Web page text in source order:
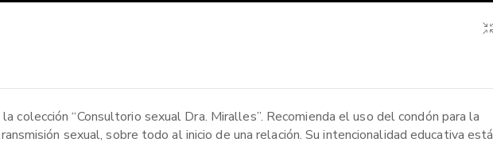
colección “Consultorio sexual Dra. Miralles”. Recomienda el uso del condón para la
sexual, sobre todo al inicio de una relación. Su intencionalidad educativa está